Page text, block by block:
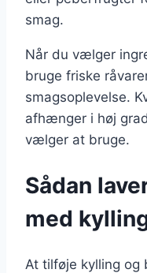
smag.
Når du vælger
bruge friske
smagsoplevelse.
afhænger i høj
vælger at bruge.
Sådan
med
At tilføje kylling